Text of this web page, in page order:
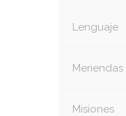
Lenguaje
Meriendas
Misiones